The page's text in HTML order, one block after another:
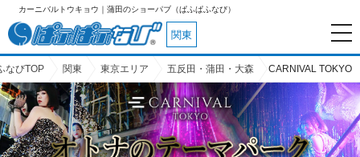
カーニバルトウキョウ｜蒲田のショーパブ（ぱふぱふなび）
関東
なびTOP 関東 東京エリア 五反田・蒲田・大森 CARNIVAL TOKYO